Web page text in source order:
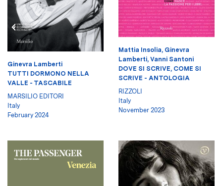
Ginevra Lamberti
TUTTI DORMONO NELLA
VALLE - TASCABILE
MARSILIO EDITORI
Italy
February 2024
Mattia Insolia, Ginevra
Lamberti, Vanni Santoni
DOVE SI SCRIVE, COME SI
SCRIVE - ANTOLOGIA
RIZZOLI
Italy
November 2023